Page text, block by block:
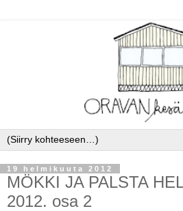
19 helmikuuta 2012
MÖKKI JA PALSTA
2012. osa 2